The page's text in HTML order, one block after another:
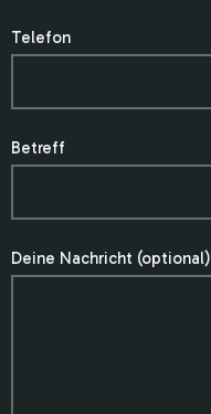
Telefon
Betreff
Deine Nachricht (optional)